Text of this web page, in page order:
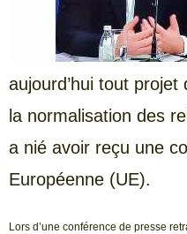
aujourd’hui tout projet
la normalisation des
a nié avoir reçu une
Européenne (UE).
Lors d’une conférence de presse